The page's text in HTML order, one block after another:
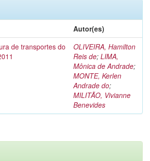
Autor(es)
de transportes do
OLIVEIRA, Hamilton
Reis de; LIMA,
Mônica de Andrade;
MONTE, Kerlen
Andrade do;
MILITÃO, Vivianne
Benevides